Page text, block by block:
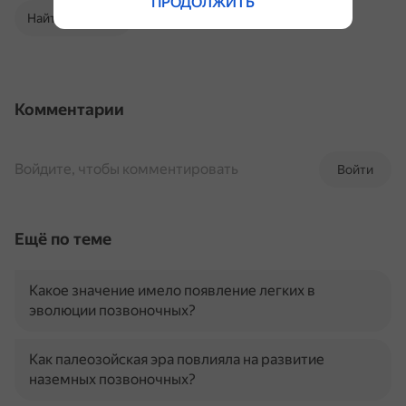
Найти в Поиске
Комментарии
Войти
Войдите, чтобы комментировать
Ещё по теме
Какое значение имело появление легких в
эволюции позвоночных?
Как палеозойская эра повлияла на развитие
наземных позвоночных?